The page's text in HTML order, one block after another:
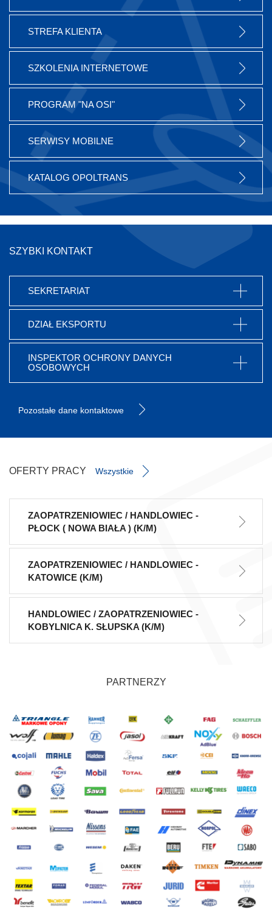
STREFA KLIENTA
SZKOLENIA INTERNETOWE
PROGRAM "NA OSI"
SERWISY MOBILNE
KATALOG OPOLTRANS
SZYBKI KONTAKT
SEKRETARIAT
DZIAŁ EKSPORTU
INSPEKTOR OCHRONY DANYCH
OSOBOWYCH
Pozostałe dane kontaktowe
OFERTY PRACY Wszystkie
ZAOPATRZENIOWIEC / HANDLOWIEC -
PŁOCK ( NOWA BIAŁA ) (K/M)
ZAOPATRZENIOWIEC / HANDLOWIEC -
KATOWICE (K/M)
HANDLOWIEC / ZAOPATRZENIOWIEC -
KOBYLNICA K. SŁUPSKA (K/M)
PARTNERZY